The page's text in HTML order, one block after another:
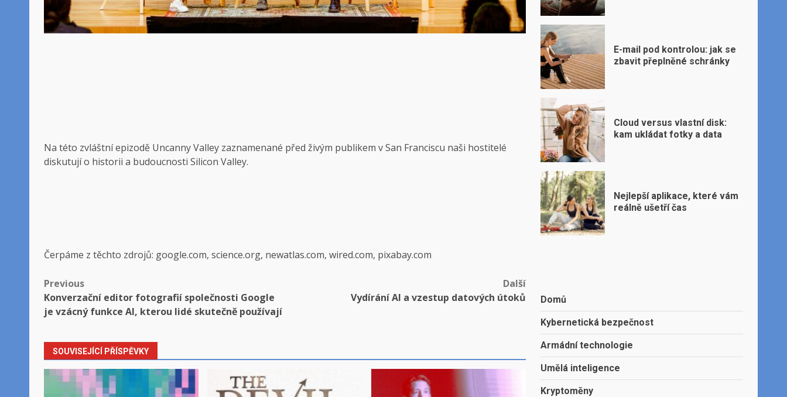
Na této zvláštní epizodě Uncanny Valley zaznamenané před živým publikem v San Franciscu naši hostitelé
diskutují o historii a budoucnosti Silicon Valley.
Čerpáme z těchto zdrojů: google.com, science.org, newatlas.com, wired.com, pixabay.com
Post
navigation
Previous
Konverzační editor fotografií společnosti Google
je vzácný funkce AI, kterou lidé skutečně používají
Další
Vydírání AI a vzestup datových útoků
SOUVISEJÍCÍ PŘÍSPĚVKY
E-mail pod kontrolou: jak se
zbavit přeplněné schránky
Cloud versus vlastní disk:
kam ukládat fotky a data
Nejlepší aplikace, které vám
reálně ušetří čas
Domů
Kybernetická bezpečnost
Armádní technologie
Umělá inteligence
Kryptoměny